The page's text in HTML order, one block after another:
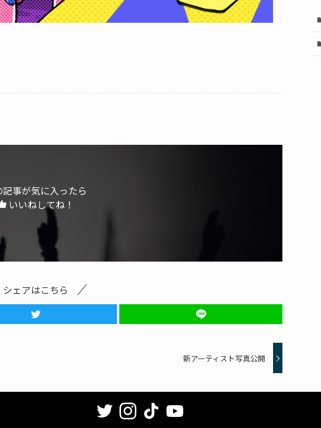
記事が気に入ったら
いいねしてね！
シェアはこちら
新アーティスト写真公開